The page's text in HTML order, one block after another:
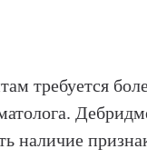
требуется
наличие